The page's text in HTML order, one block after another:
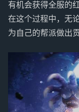
有机会获得全服的红
在这个过程中，无
为自己的帮派做出